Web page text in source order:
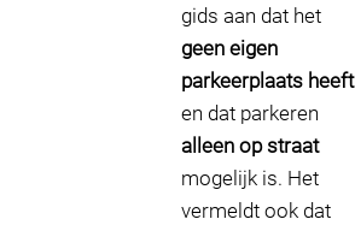
gids aan dat het
geen eigen
parkeerplaats heeft
en dat parkeren
alleen op straat
mogelijk is. Het
vermeldt ook dat